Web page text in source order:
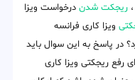
ریجکت شدن درخواست ویزا
ویزا کاری فرانسه
در پاسخ به این سوال باید
رفع ریجکتی ویزا کاری